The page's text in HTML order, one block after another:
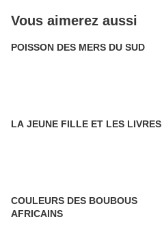
Vous aimerez aussi
POISSON DES MERS DU SUD
LA JEUNE FILLE ET LES LIVRES
COULEURS DES BOUBOUS
AFRICAINS